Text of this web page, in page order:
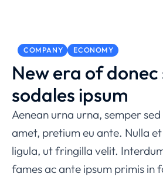
COMPANY ECONOMY
New era of
sodales ipsum
Aenean urna urna, semper
amet, pretium eu ante. Nulla
ligula, ut fringilla velit.
fames ac ante ipsum primis in